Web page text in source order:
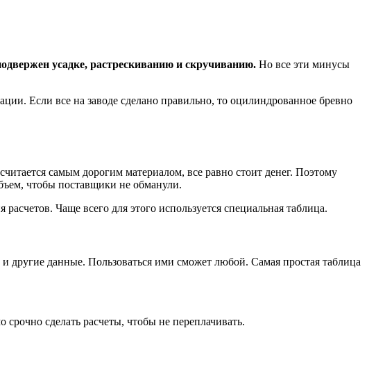
усадке, растрескиванию и скручиванию. Но все эти минусы
Если все на заводе сделано правильно, то оцилиндрованное бревно
самым дорогим материалом, все равно стоит денег. Поэтому
чтобы поставщики не обманули.
Чаще всего для этого используется специальная таблица.
данные. Пользоваться ими сможет любой. Самая простая таблица
сделать расчеты, чтобы не переплачивать.